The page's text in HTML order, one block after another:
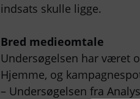
indsats skulle ligge.
Bred medieomtale
Undersøgelsen har været
Hjemme, og
– Undersøgelsen fra